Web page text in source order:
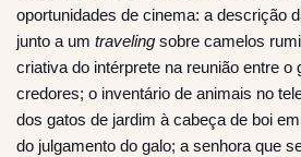
oportunidades de cinema: a descrição
junto a um traveling sobre camelos
criativa do intérprete na reunião entre o
credores; o inventário de animais no
dos gatos de jardim à cabeça de boi
do julgamento do galo; a senhora que